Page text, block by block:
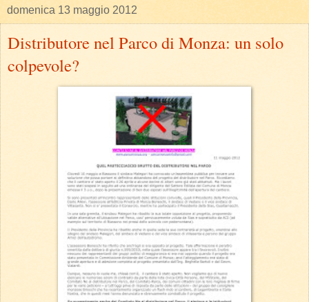
domenica 13 maggio 2012
Distributore nel Parco di Monza: un solo
colpevole?